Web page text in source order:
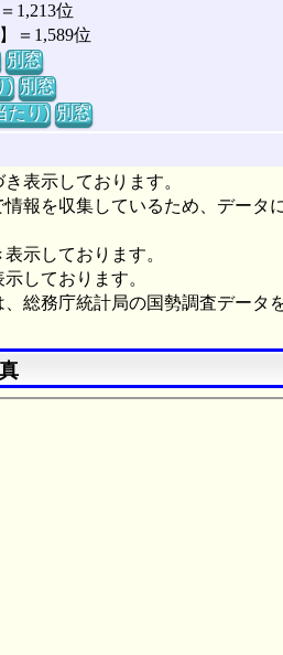
1,213位
＝1,589位
別窓
) 別窓
たり) 別窓
表示しております。
報を収集しているため、データ
示しております。
しております。
総務庁統計局の国勢調査データ